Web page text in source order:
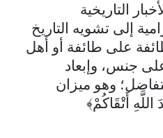
التاريخية
إلى تشويه التاريخ
على طائفة أو أهل
جنس، وإبعاد
وهو ميزان
أَتْقَاكُمْ﴾